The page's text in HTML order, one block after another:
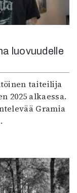
luovuudelle
taiteilija
2025 alkaessa.
Gramia